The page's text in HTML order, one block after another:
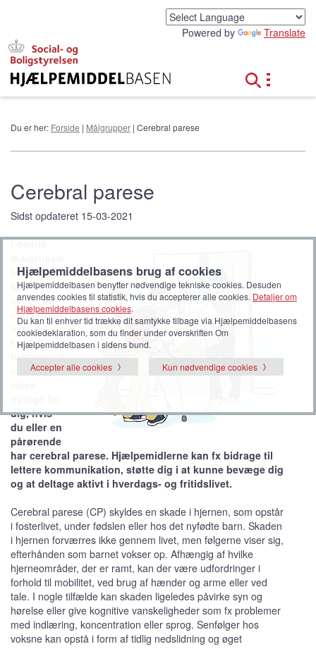
Powered by Translate
Du er her: Forside | Målgrupper | Cerebral parese
Cerebral parese
Sidst opdateret 15-03-2021
I denne
indgang
kan du
skabe dig
et overblik
over en
række
hjælpemidl
er, der kan
dig, hvis
du eller en
pårørende
har cerebral parese. Hjælpemidlerne kan fx bidrage til
lettere kommunikation, støtte dig i at kunne bevæge dig
og at deltage aktivt i hverdags- og fritidslivet.
Cerebral parese (CP) skyldes en skade i hjernen, som opstår
i fosterlivet, under fødslen eller hos det nyfødte barn. Skaden
i hjernen forværres ikke gennem livet, men følgerne viser sig,
efterhånden som barnet vokser op. Afhængig af hvilke
hjerneområder, der er ramt, kan der være udfordringer i
forhold til mobilitet, ved brug af hænder og arme eller ved
tale. I nogle tilfælde kan skaden ligeledes påvirke syn og
hørelse eller give kognitive vanskeligheder som fx problemer
med indlæring, koncentration eller sprog. Senfølger hos
voksne kan opstå i form af tidlig nedslidning og øget
Hjælpemiddelbasens brug af cookies
Hjælpemiddelbasen benytter nødvendige tekniske cookies. Desuden
anvendes cookies til statistik, hvis du accepterer alle cookies. Detaljer om
Hjælpemiddelbasens cookies.
Du kan til enhver tid trække dit samtykke tilbage via Hjælpemiddelbasens
cookiedeklaration, som du finder under overskriften Om
Hjælpemiddelbasen i sidens bund.
Accepter alle cookies
Kun nødvendige cookies